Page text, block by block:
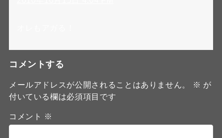
コメントする
メールアドレスが公開されることはありません。 ※ が
付いている欄は必須項目です
コメント ※